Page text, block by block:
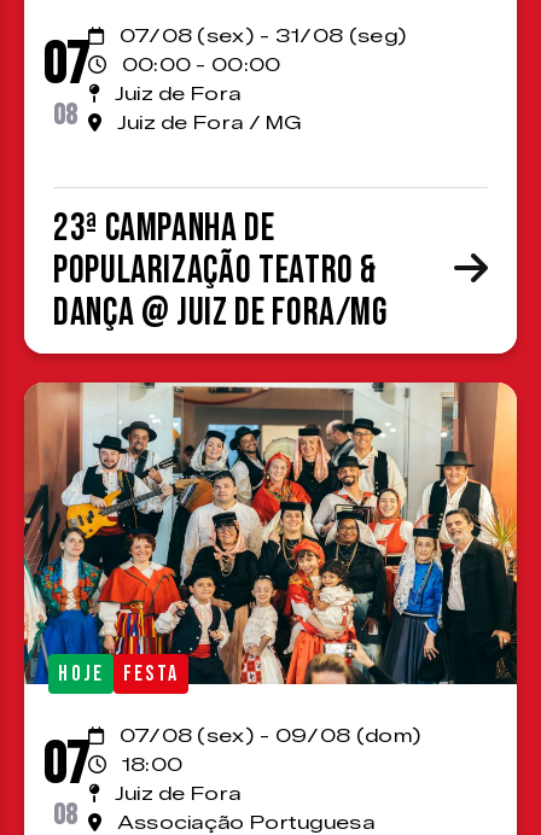
07
08
07/08 (sex) - 31/08 (seg)
00:00 - 00:00
Juiz de Fora
Juiz de Fora / MG
23ª Campanha de
Popularização Teatro &
Dança @ Juiz de Fora/MG
HOJE FESTA
07
08
07/08 (sex) - 09/08 (dom)
18:00
Juiz de Fora
Associação Portuguesa